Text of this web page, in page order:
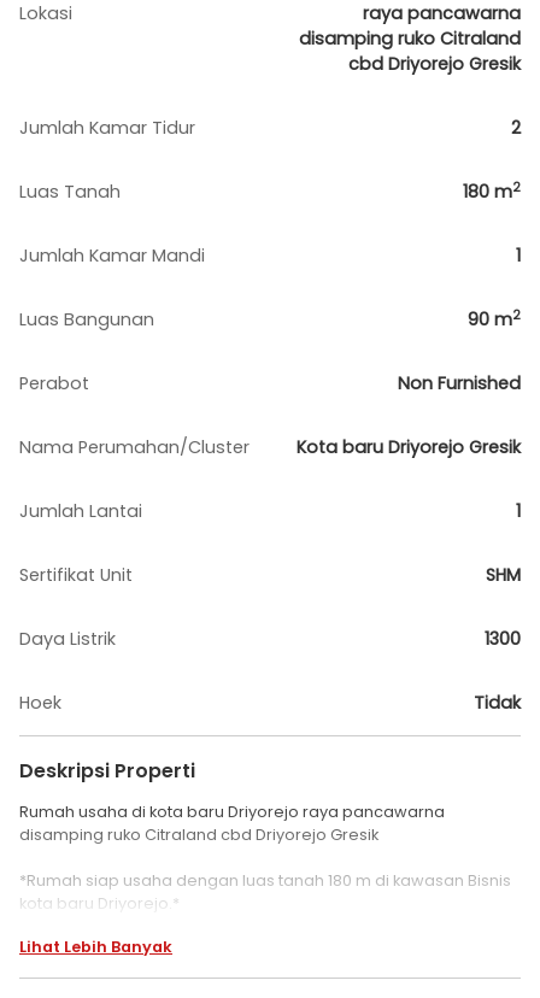
Lokasi
raya pancawarna
disamping ruko Citraland
cbd Driyorejo Gresik
Jumlah Kamar Tidur 2
Luas Tanah 180 m2
Jumlah Kamar Mandi 1
Luas Bangunan 90 m2
Perabot Non Furnished
Nama Perumahan/Cluster Kota baru Driyorejo Gresik
Jumlah Lantai 1
Sertifikat Unit SHM
Daya Listrik 1300
Hoek Tidak
Deskripsi Properti
Rumah usaha di kota baru Driyorejo raya pancawarna
disamping ruko Citraland cbd Driyorejo Gresik
*Rumah siap usaha dengan luas tanah 180 m di kawasan Bisnis
kota baru Driyorejo.*
Spesifikasi :
Lihat Lebih Banyak